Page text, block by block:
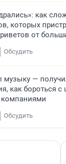
как
которых
от
Обсудить
музыку —
как бороться
Обсудить